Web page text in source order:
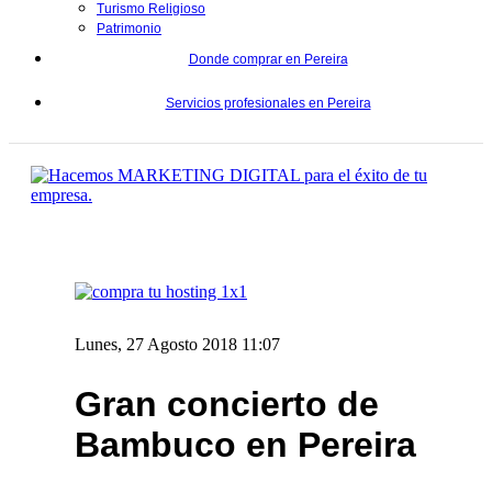
Turismo Religioso
Patrimonio
Donde comprar en Pereira
Servicios profesionales en Pereira
Lunes, 27 Agosto 2018 11:07
Gran concierto de
Bambuco en Pereira